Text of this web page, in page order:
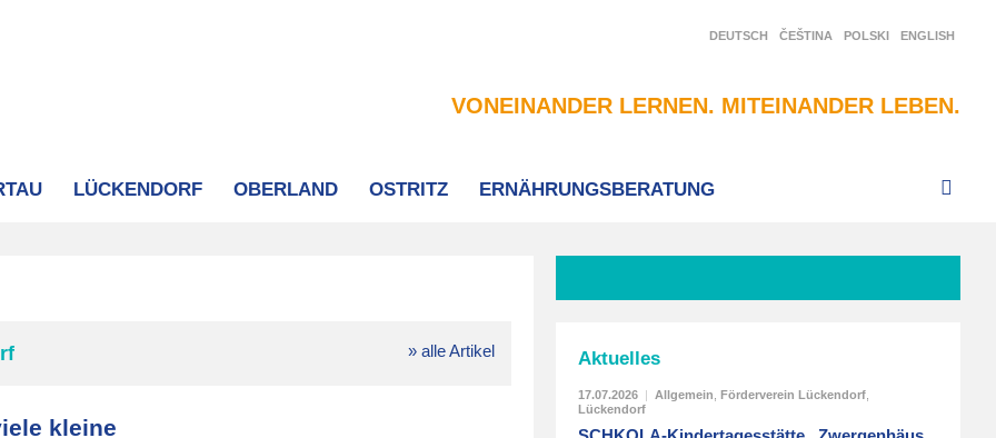
DEUTSCH ČEŠTINA POLSKI ENGLISH
VONEINANDER LERNEN. MITEINANDER LEBEN.
LÜCKENDORF OBERLAND OSTRITZ ERNÄHRUNGSBERATUNG
» alle Artikel
kleine
Aktuelles
17.07.2026 | Allgemein Förderverein Lückendorf
Lückendorf